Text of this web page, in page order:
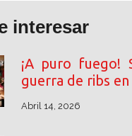
interesar
¡A puro fuego!
guerra de ribs en
Abril 14, 2026